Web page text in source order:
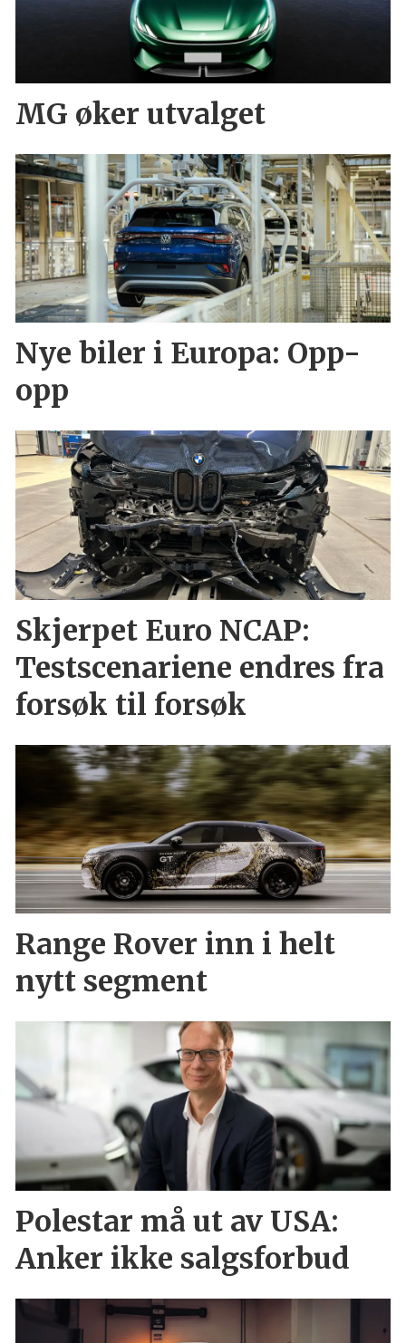
MG øker utvalget
Nye biler i Europa: Opp-
opp
Skjerpet Euro NCAP:
Testscenariene endres fra
forsøk til forsøk
Range Rover inn i helt
nytt segment
Polestar må ut av USA:
Anker ikke salgsforbud